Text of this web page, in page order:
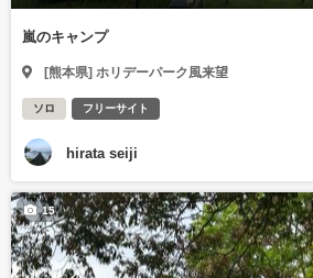
嵐のキャンプ
[熊本県] ホリデーパーク風来望
ソロ フリーサイト
hirata seiji
15